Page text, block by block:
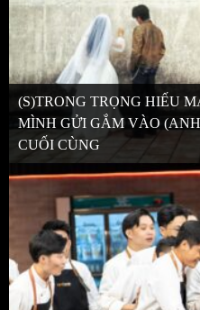
(S)TRONG TRỌNG HIẾU
MÌNH GỬI GẮM VÀO
CUỐI CÙNG